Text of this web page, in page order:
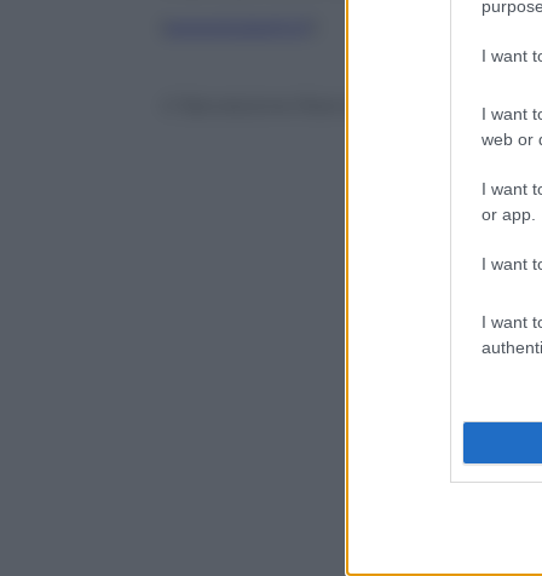
I want
I want
web or
I want
or app.
I want
I want